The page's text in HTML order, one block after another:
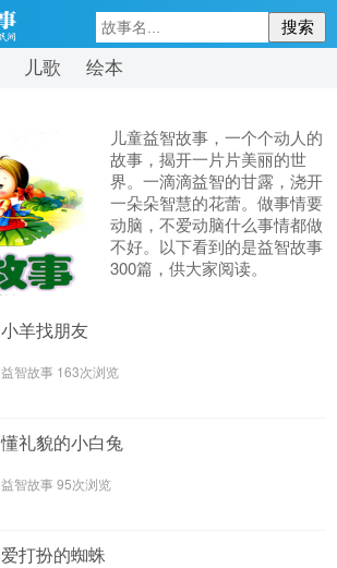
儿歌 绘本
儿童益智故事，一个个动人的
故事，揭开一片片美丽的世
界。一滴滴益智的甘露，浇开
一朵朵智慧的花蕾。做事情要
动脑，不爱动脑什么事情都做
不好。以下看到的是益智故事
300篇，供大家阅读。
小羊找朋友
益智故事 163次浏览
懂礼貌的小白兔
益智故事95次浏览
爱打扮的蜘蛛